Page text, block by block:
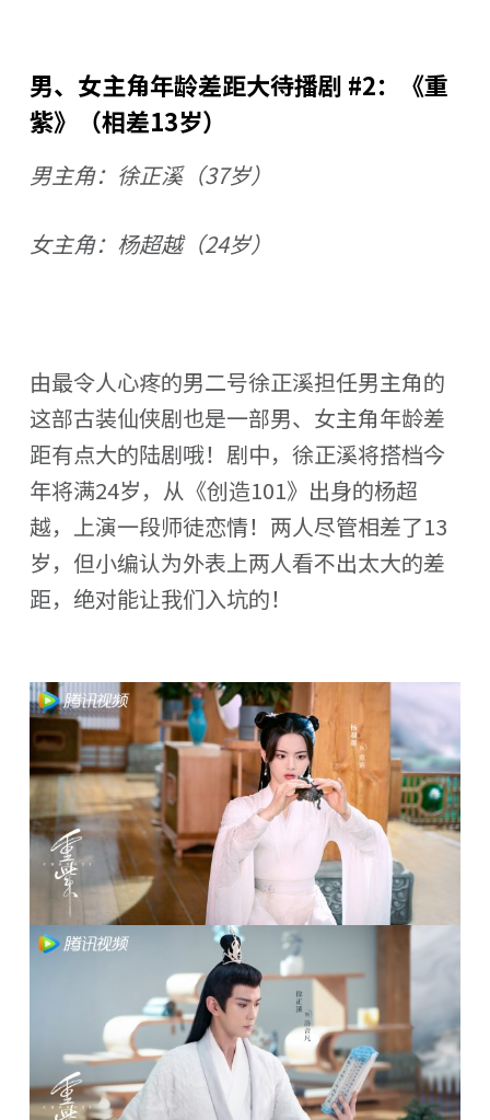
男、女主角年龄差距大待播剧 #2：《重
紫》（相差13岁）
男主角：徐正溪（37岁）
女主角：杨超越（24岁）
由最令人心疼的男二号徐正溪担任男主角的
这部古装仙侠剧也是一部男、女主角年龄差
距有点大的陆剧哦！剧中，徐正溪将搭档今
年将满24岁，从《创造101》出身的杨超
越，上演一段师徒恋情！两人尽管相差了13
岁，但小编认为外表上两人看不出太大的差
距，绝对能让我们入坑的！